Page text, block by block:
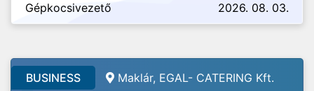
Gépkocsivezető 2026. 08. 03.
BUSINESS Maklár, EGAL- CATERING Kft.